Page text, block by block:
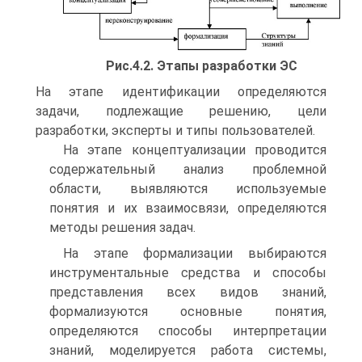
Рис.4.2. Этапы разработки ЭС
На этапе идентификации определяются
задачи, подлежащие решению, цели
разработки, эксперты и типы пользователей.
На этапе концептуализации проводится
содержательный анализ проблемной
области, выявляются используемые
понятия и их взаимосвязи, определяются
методы решения задач.
На этапе формализации выбираются
инструментальные средства и способы
представления всех видов знаний,
формализуются основные понятия,
определяются способы интерпретации
знаний, моделируется работа системы,